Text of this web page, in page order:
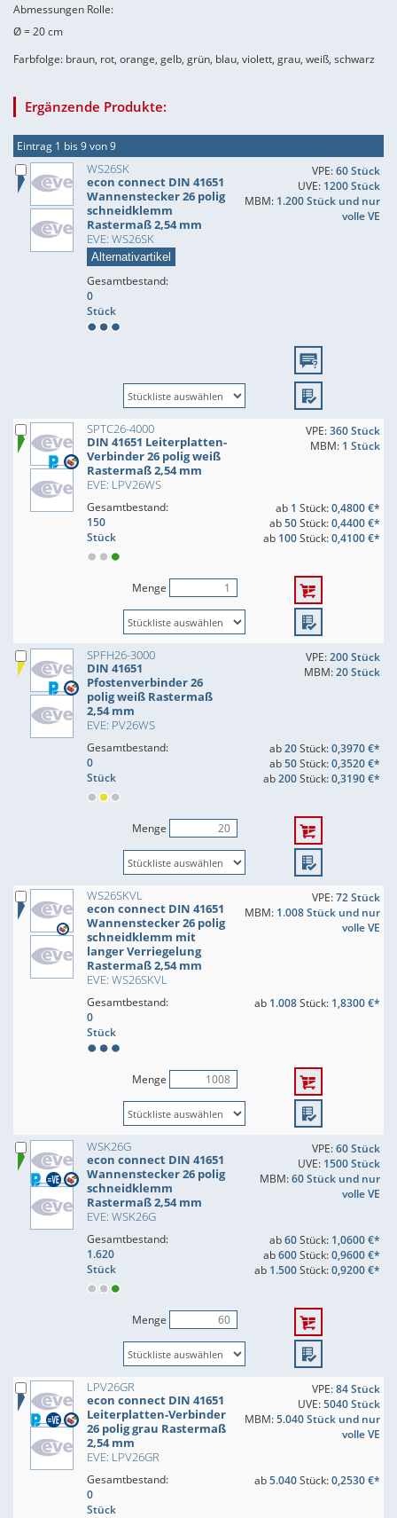
Abmessungen Rolle:
Ø = 20 cm
Farbfolge: braun, rot, orange, gelb, grün, blau, violett, grau, weiß, schwarz
Ergänzende Produkte:
Eintrag 1 bis 9 von 9
WS26SK
econ connect DIN 41651
Wannenstecker 26 polig
schneidklemm
Rastermaß 2,54 mm
EVE: WS26SK
Alternativartikel
VPE:60 Stück
UVE: 1200 Stück
MBM: 1.200 Stück und nur
volle VE
Gesamtbestand:
0
Stück
SPTC26-4000
DIN 41651 Leiterplatten-
Verbinder 26 polig weiß
Rastermaß 2,54 mm
EVE: LPV26WS
VPE:360 Stück
MBM: 1 Stück
Gesamtbestand:
150
Stück
ab 1 Stück:0,4800 €*
ab50Stück:0,4400 €*
ab 100Stück:0,4100 €*
Menge
SPFH26-3000
DIN 41651
Pfostenverbinder 26
polig weiß Rastermaß
2,54 mm
EVE: PV26WS
VPE:200 Stück
MBM:20 Stück
Gesamtbestand:
0
Stück
ab20Stück:0,3970 €*
ab50Stück:0,3520 €*
ab200Stück:0,3190 €*
Menge
WS26SKVL
econ connect DIN 41651
Wannenstecker 26 polig
schneidklemm mit
langer Verriegelung
Rastermaß 2,54 mm
EVE: WS26SKVL
VPE:72 Stück
MBM: 1.008 Stück und nur
volle VE
Gesamtbestand:
0
Stück
ab 1.008Stück: 1,8300 €*
Menge
WSK26G
econ connect DIN 41651
Wannenstecker 26 polig
schneidklemm
Rastermaß 2,54 mm
EVE: WSK26G
VPE:60 Stück
UVE: 1500 Stück
MBM:60 Stück und nur
volle VE
Gesamtbestand:
1.620
Stück
ab60Stück: 1,0600 €*
ab600Stück:0,9600 €*
ab 1.500Stück:0,9200 €*
Menge
LPV26GR
econ connect DIN 41651
Leiterplatten-Verbinder
26 polig grau Rastermaß
2,54 mm
EVE: LPV26GR
VPE:84 Stück
UVE:5040 Stück
MBM:5.040 Stück und nur
volle VE
Gesamtbestand:
0
Stück
ab5.040Stück:0,2530 €*